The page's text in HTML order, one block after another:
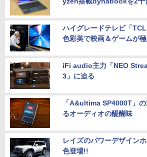
ハイグレードテレビ「
色彩美で映画＆ゲームが
iFi audio主力「NEO
3」に迫る
「A&ultima SP4000T」
るオーディオの醍醐味
レイズのパワーデザイン
色登場!!